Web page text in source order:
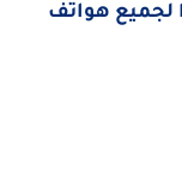
لجميع هواتف